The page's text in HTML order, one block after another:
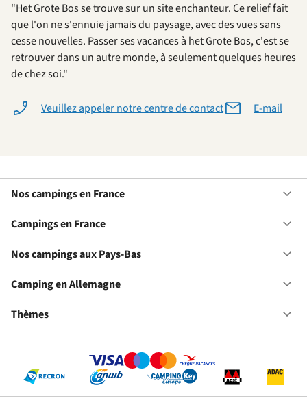
"Het Grote Bos se trouve sur un site enchanteur. Ce relief fait
que l'on ne s'ennuie jamais du paysage, avec des vues sans
cesse nouvelles. Passer ses vacances à het Grote Bos, c'est se
retrouver dans un autre monde, à seulement quelques heures
de chez soi."
Veuillez appeler notre centre de contact E-mail
Nos campings en France
Campings en France
Nos campings aux Pays-Bas
Camping en Allemagne
Thèmes